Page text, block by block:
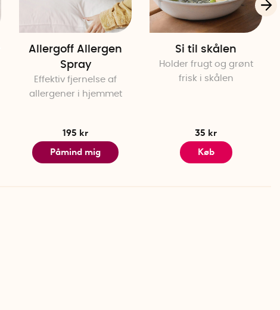
Allergoff Allergen
Spray
Effektiv fjernelse af
allergener i hjemmet
195 kr
Påmind mig
Si til skålen
Holder frugt og grønt
frisk i skålen
35 kr
Køb